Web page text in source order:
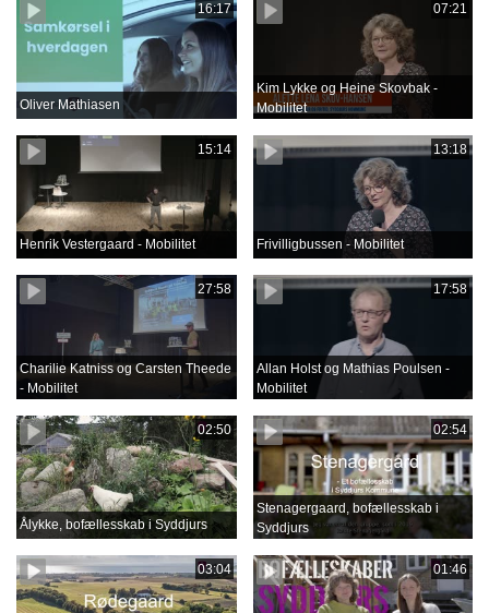
16:17
Oliver Mathiasen
07:21
Kim Lykke og Heine Skovbak -
Mobilitet
15:14
Henrik Vestergaard - Mobilitet
13:18
Frivilligbussen - Mobilitet
27:58
Charilie Katniss og Carsten Theede
- Mobilitet
17:58
Allan Holst og Mathias Poulsen -
Mobilitet
02:50
Ålykke, bofællesskab i Syddjurs
02:54
Stenagergaard, bofællesskab i
Syddjurs
03:04 01:46